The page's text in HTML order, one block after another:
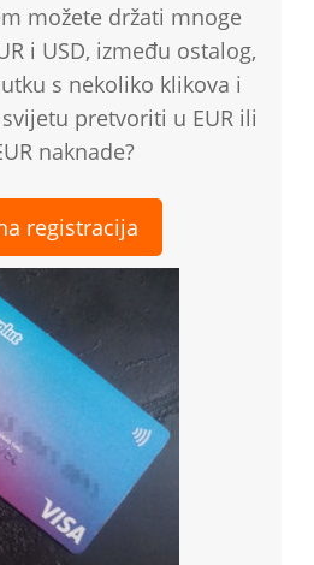
možete držati mnoge
i USD, između ostalog,
s nekoliko klikova i
pretvoriti u EUR ili
naknade?
registracija